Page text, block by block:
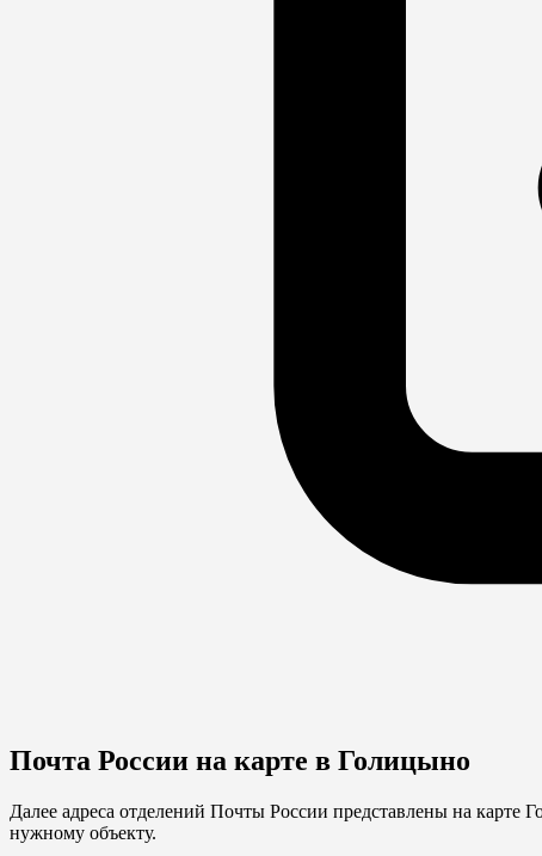
Почта России на карте в Голицыно
Далее адреса отделений Почты России представлены на карте
нужному объекту.